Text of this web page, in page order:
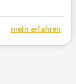
mit fr
Werden
mehr erfahren